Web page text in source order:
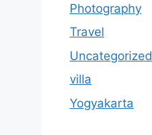
Photography
Travel
Uncategorized
villa
Yogyakarta